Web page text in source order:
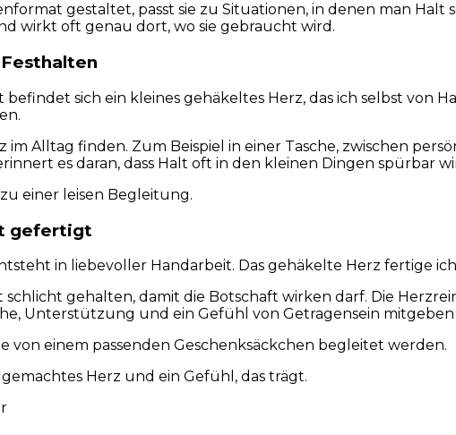
gestaltet, passt sie zu Situationen, in denen man
wirkt oft genau dort, wo sie gebraucht wird.
sich ein kleines gehäkeltes Herz, das ich selbst von
im Alltag finden. Zum Beispiel in einer Tasche, zwischen
es daran, dass Halt oft in den kleinen Dingen spürbar
einer leisen Begleitung.
gefertigt
in liebevoller Handarbeit. Das gehäkelte Herz fertige
schlicht gehalten, damit die Botschaft wirken darf. Die
Unterstützung und ein Gefühl von Getragensein
von einem passenden Geschenksäckchen begleitet werden.
Herz und ein Gefühl, das trägt.